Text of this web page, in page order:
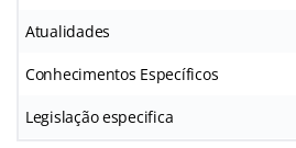
Atualidades
Conhecimentos Específicos
Legislação especifica